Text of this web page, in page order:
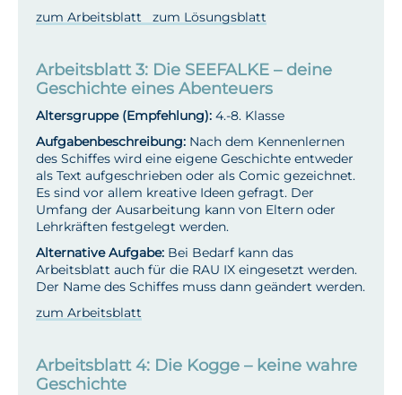
zum Arbeitsblatt zum Lösungsblatt
Arbeitsblatt 3: Die SEEFALKE – deine
Geschichte eines Abenteuers
Altersgruppe (Empfehlung): 4.-8. Klasse
Aufgabenbeschreibung: Nach dem Kennenlernen
des Schiffes wird eine eigene Geschichte entweder
als Text aufgeschrieben oder als Comic gezeichnet.
Es sind vor allem kreative Ideen gefragt. Der
Umfang der Ausarbeitung kann von Eltern oder
Lehrkräften festgelegt werden.
Alternative Aufgabe: Bei Bedarf kann das
Arbeitsblatt auch für die RAU IX eingesetzt werden.
Der Name des Schiffes muss dann geändert werden.
zum Arbeitsblatt
Arbeitsblatt 4: Die Kogge – keine wahre
Geschichte